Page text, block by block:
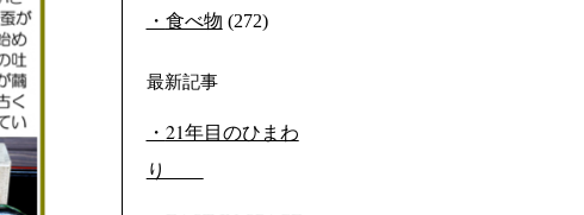
食べ物 (272)
最新記事
21年目のひまわ
り